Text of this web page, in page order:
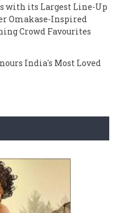
with its Largest Line-Up
Omakase-Inspired
Crowd Favourites
India's Most Loved